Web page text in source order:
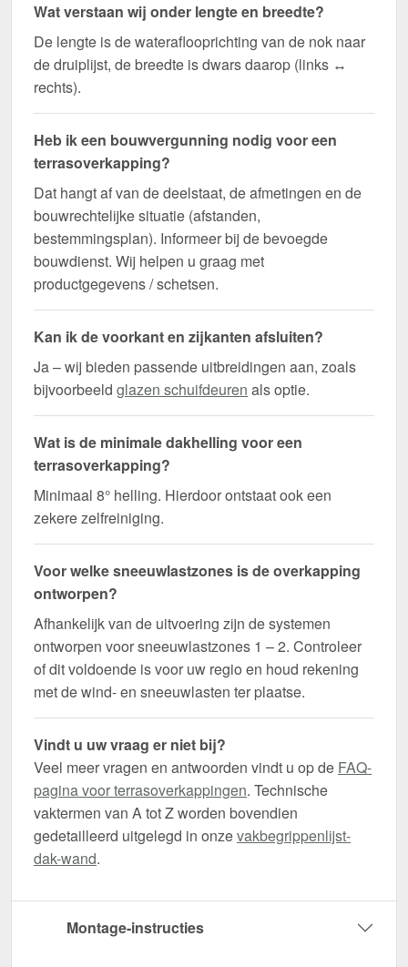
Wat verstaan wij onder lengte en breedte?
De lengte is de wateraflooprichting van de nok naar
de druiplijst, de breedte is dwars daarop (links ↔
rechts).
Heb ik een bouwvergunning nodig voor een
terrasoverkapping?
Dat hangt af van de deelstaat, de afmetingen en de
bouwrechtelijke situatie (afstanden,
bestemmingsplan). Informeer bij de bevoegde
bouwdienst. Wij helpen u graag met
productgegevens / schetsen.
Kan ik de voorkant en zijkanten afsluiten?
Ja – wij bieden passende uitbreidingen aan, zoals
bijvoorbeeld glazen schuifdeuren als optie.
Wat is de minimale dakhelling voor een
terrasoverkapping?
Minimaal 8° helling. Hierdoor ontstaat ook een
zekere zelfreiniging.
Voor welke sneeuwlastzones is de overkapping
ontworpen?
Afhankelijk van de uitvoering zijn de systemen
ontworpen voor sneeuwlastzones 1 – 2. Controleer
of dit voldoende is voor uw regio en houd rekening
met de wind- en sneeuwlasten ter plaatse.
Vindt u uw vraag er niet bij?
Veel meer vragen en antwoorden vindt u op de FAQ-
pagina voor terrasoverkappingen. Technische
vaktermen van A tot Z worden bovendien
gedetailleerd uitgelegd in onzevakbegrippenlijst-
dak-wand.
Montage-instructies